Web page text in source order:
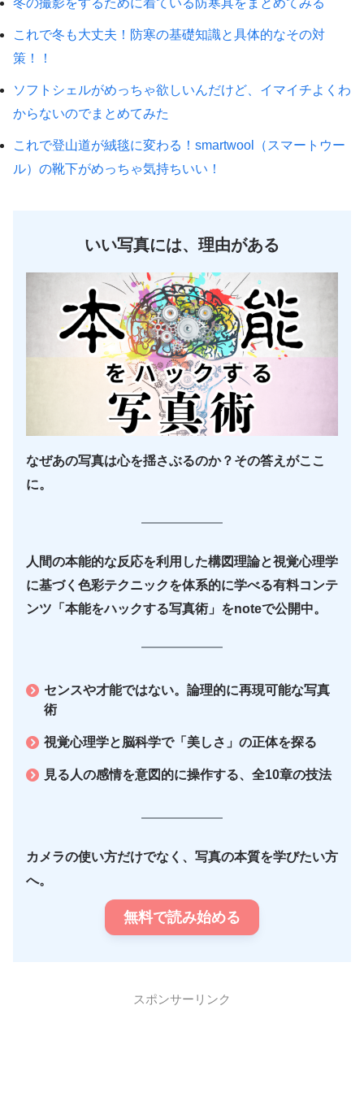
冬の撮影をするために着ている防寒具をまとめてみる
これで冬も大丈夫！防寒の基礎知識と具体的なその対
策！！
ソフトシェルがめっちゃ欲しいんだけど、イマイチよくわ
からないのでまとめてみた
これで登山道が絨毯に変わる！smartwool（スマートウー
ル）の靴下がめっちゃ気持ちいい！
いい写真には、理由がある
なぜあの写真は心を揺さぶるのか？その答えがここ
に。
人間の本能的な反応を利用した構図理論と視覚心理学
に基づく色彩テクニックを体系的に学べる有料コンテ
ンツ「本能をハックする写真術」をnoteで公開中。
センスや才能ではない。論理的に再現可能な写真
術
視覚心理学と脳科学で「美しさ」の正体を探る
見る人の感情を意図的に操作する、全10章の技法
カメラの使い方だけでなく、写真の本質を学びたい方
へ。
無料で読み始める
スポンサーリンク